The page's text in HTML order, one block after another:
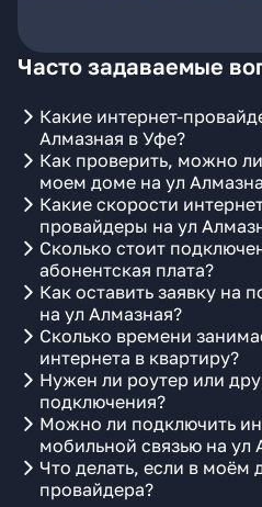
Часто задаваемые
Какие интернет-
Алмазная в Уфе?
Как проверить, можно
моем доме на ул
Какие скорости
провайдеры на ул
Сколько стоит
абонентская плата?
Как оставить заявку на
на ул Алмазная?
Сколько времени
интернета в квартиру?
Нужен ли роутер или
подключения?
Можно ли подключить
мобильной связью на ул
Что делать, если в моём
провайдера?